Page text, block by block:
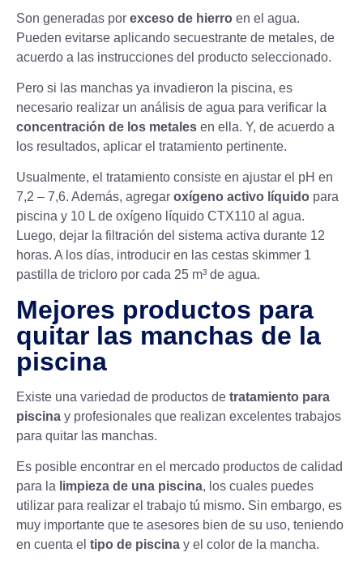
Son generadas por exceso de hierro en el agua.
Pueden evitarse aplicando secuestrante de metales, de
acuerdo a las instrucciones del producto seleccionado.
Pero si las manchas ya invadieron la piscina, es
necesario realizar un análisis de agua para verificar la
concentración de los metales en ella. Y, de acuerdo a
los resultados, aplicar el tratamiento pertinente.
Usualmente, el tratamiento consiste en ajustar el pH en
7,2 – 7,6. Además, agregar oxígeno activo líquido para
piscina y 10 L de oxígeno líquido CTX110 al agua.
Luego, dejar la filtración del sistema activa durante 12
horas. A los días, introducir en las cestas skimmer 1
pastilla de tricloro por cada 25 m³ de agua.
Mejores productos para
quitar las manchas de la
piscina
Existe una variedad de productos de tratamiento para
piscina y profesionales que realizan excelentes trabajos
para quitar las manchas.
Es posible encontrar en el mercado productos de calidad
para la limpieza de una piscina, los cuales puedes
utilizar para realizar el trabajo tú mismo. Sin embargo, es
muy importante que te asesores bien de su uso, teniendo
en cuenta el tipo de piscina y el color de la mancha.